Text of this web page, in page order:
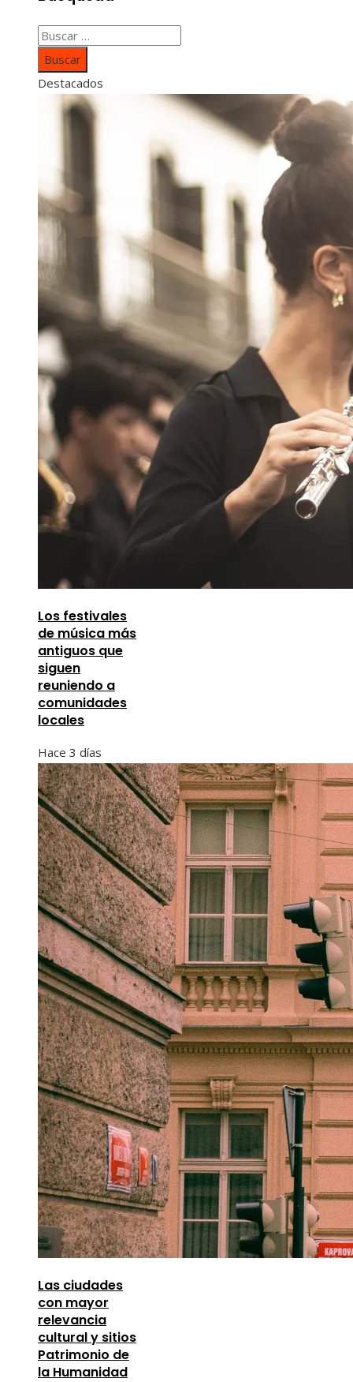
Buscar:
Destacados
Los festivales
de música más
antiguos que
siguen
reuniendo a
comunidades
locales
Hace 3 días
Las ciudades
con mayor
relevancia
cultural y sitios
Patrimonio de
la Humanidad